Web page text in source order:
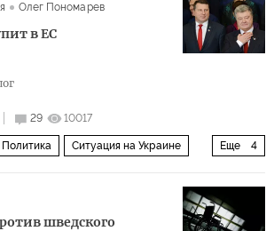
Олег Пономарев
в ЕС
29 10017
Еще 4
Политика Ситуация на Украине
шведского